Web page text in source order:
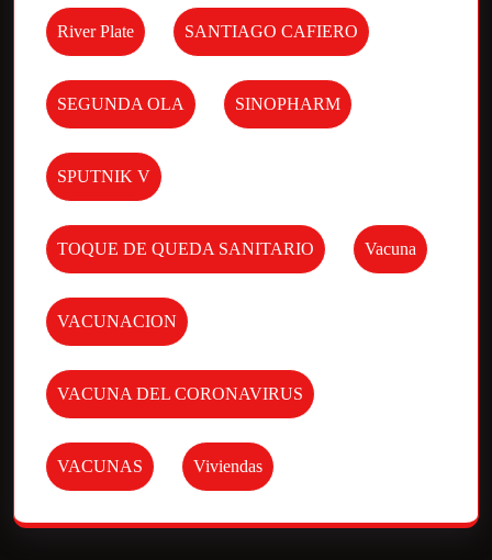
River Plate SANTIAGO CAFIERO
SEGUNDA OLA SINOPHARM
SPUTNIK V
TOQUE DE QUEDA SANITARIO Vacuna
VACUNACION
VACUNA DEL CORONAVIRUS
VACUNAS Viviendas